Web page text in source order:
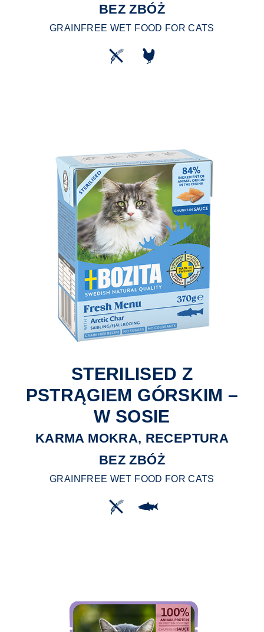
BEZ ZBÓŻ
GRAINFREE WET FOOD FOR CATS
STERILISED Z
PSTRĄGIEM GÓRSKIM –
W SOSIE
KARMA MOKRA, RECEPTURA
BEZ ZBÓŻ
GRAINFREE WET FOOD FOR CATS